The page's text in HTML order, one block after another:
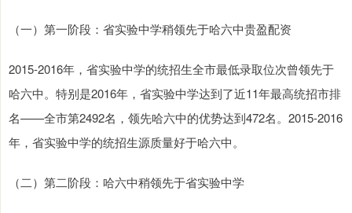
（一）第一阶段：省实验中学稍领先于哈六中贵盈配资
2015-2016年，省实验中学的统招生全市最低录取位次曾领先于
哈六中。特别是2016年，省实验中学达到了近11年最高统招市排
名——全市第2492名，领先哈六中的优势达到472名。2015-2016
年，省实验中学的统招生源质量好于哈六中。
（二）第二阶段：哈六中稍领先于省实验中学